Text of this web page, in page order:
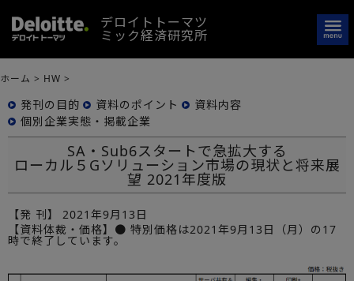
デロイトトーマツ
ミック経済研究所
ホーム > HW >
発刊の目的 資料のポイント
資料内容
個別企業実態・掲載企業
SA・Sub6スタートで急拡大する
ローカル５Gソリューション市場の現状と将来展
望 ​2021年度版
【発 刊】
2021年9月13日
【資料体裁・価格】● 特別価格は2021年9月13日（月）の17
時で終了しています。